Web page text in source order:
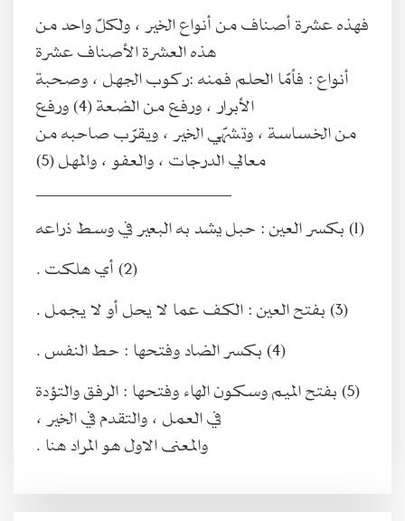
فهذه عشرة أصناف من أنواع الخير ، ولكلّ واحد من
هذه العشرة الأصناف عشرة
أنواع : فأمّا الحلم فمنه : ركوب الجهل ، وصحبة
الأبرار ، ورفع من الضعة (4) ورفع
من الخساسة ، وتشهّي الخير ، ويقرّب صاحبه من
معالي الدرجات ، والعفو ، والمهل (5)
(1) بكسر العين : حبل يشد به البعير في وسط ذراعه
(2) أي هلكت .
(3) بفتح العين : الكف عما لا يحل أو لا يجمل .
(4) بكسر الضاد وفتحها : حط النفس .
(5) بفتح الميم وسكون الهاء وفتحها : الرفق والتؤدة
في العمل ، والتقدم في الخير ،
والمعنى الاول هو المراد هنا .